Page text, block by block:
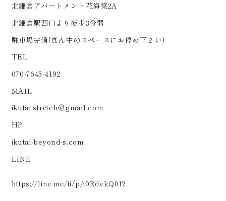
北鎌倉アパートメント花海棠2A
北鎌倉駅西口より徒歩3分弱
駐車場完備(真ん中のスペースにお停め下さい)
TEL
070-7645-4192
MAIL
ikutai.stretch@gmail.com
HP
ikutai-beyond-s.com
LINE
https://line.me/ti/p/i0RdvkQ0l2